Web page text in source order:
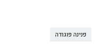
פנינה פוגודה